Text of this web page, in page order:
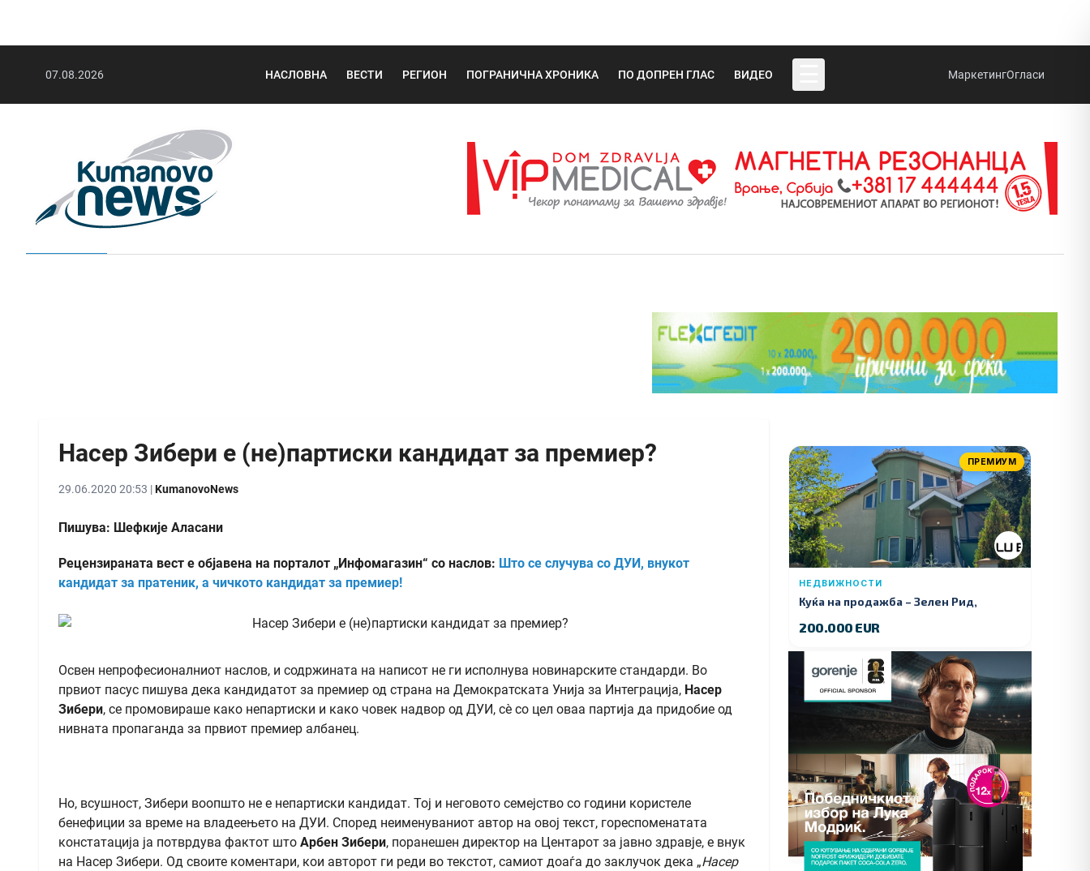
07.08.2026 НАСЛОВНА ВЕСТИ РЕГИОН ПОГРАНИЧНА ХРОНИКА ПО ДОПРЕН ГЛАС ВИДЕО МаркетингОгласи
Насер Зибери е (не)партиски кандидат за премиер?
29.06.2020 20:53 |KumanovoNews
Пишува: Шефкије Аласани
Рецензираната вест е објавена на порталот „Инфомагазин“ со наслов: Што се случува со ДУИ, внукот
кандидат за пратеник, а чичкото кандидат за премиер!
Освен непрофесионалниот наслов, и содржината на написот не ги исполнува новинарските стандарди. Во
првиот пасус пишува дека кандидатот за премиер од страна на Демократската Унија за Интеграција, Насер
Зибери, се промовираше како непартиски и како човек надвор од ДУИ, сè со цел оваа партија да придобие од
нивната пропаганда за првиот премиер албанец.
Но, всушност, Зибери воопшто не е непартиски кандидат. Тој и неговото семејство со години користеле
бенефиции за време на владеењето на ДУИ. Според неименуваниот автор на овој текст, гореспоменатата
констатација ја потврдува фактот што Арбен Зибери, поранешен директор на Центарот за јавно здравје, е внук
на Насер Зибери. Од своите коментари, кои авторот ги реди во текстот, самиот доаѓа до заклучок дека „Насер
ПРЕМИУМ
НЕДВИЖНОСТИ
Куќа на продажба – Зелeн Рид,
200.000 EUR